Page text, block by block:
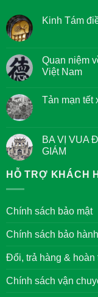
Kinh Tám
luận
ở
Kinh
Giác
Ngộ
Đại
Nhân
Quan niệm
Việt Nam
bình
về
Chữ
Đức
văn
hóa
Nam
Tản mạn tết
luận
ở
Tản
xưa
BA VỊ VUA
GIÁM
có
bình
VỊ
THỜ
MIẾU
GIÁM
HỖ TRỢ KHÁCH
Chính sách bảo mật
Chính sách bảo hành
Đổi, trả hàng & hoàn
Chính sách vận